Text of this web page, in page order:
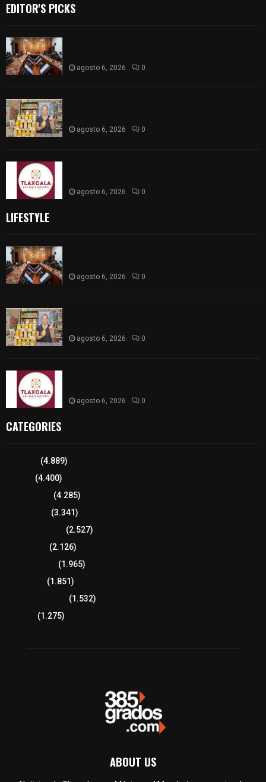
EDITOR'S PICKS
agosto 6, 2026 0
agosto 6, 2026 0
agosto 6, 2026 0
LIFESTYLE
agosto 6, 2026 0
agosto 6, 2026 0
agosto 6, 2026 0
CATEGORIES
(4.889)
(4.400)
(4.285)
(3.341)
(2.527)
(2.126)
(1.965)
(1.851)
(1.532)
(1.275)
ABOUT US